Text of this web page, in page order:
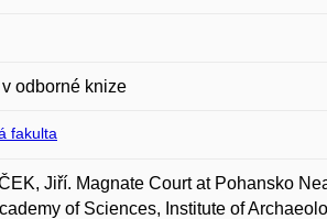
odborné knize
fakulta
Jiří. Magnate Court at Pohansko
of Sciences, Institute of